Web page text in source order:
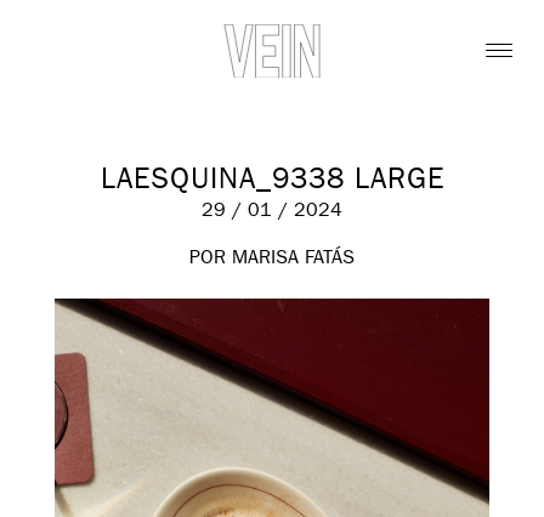
LAESQUINA_9338 LARGE
29 / 01 / 2024
POR MARISA FATÁS